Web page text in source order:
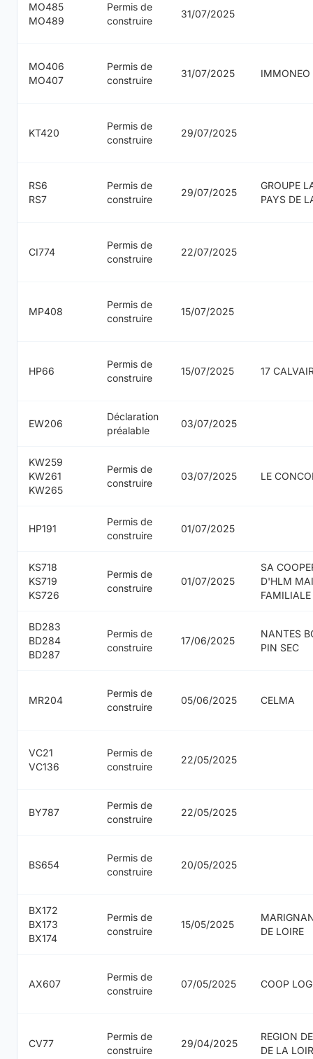
MO485
MO489
Permis de
construire
31/07/2025
MO406
MO407
Permis de
construire
31/07/2025 IMMONEO
KT420
Permis de
construire
29/07/2025
RS6
RS7
Permis de
construire
29/07/2025
GROUPE
PAYS DE
CI774
Permis de
construire
22/07/2025
MP408
Permis de
construire
15/07/2025
HP66
Permis de
construire
15/07/2025 17
EW206
Déclaration
préalable
03/07/2025
KW259
KW261
KW265
Permis de
construire
03/07/2025 LE
HP191
Permis de
construire
01/07/2025
KS718
KS719
KS726
Permis de
construire
01/07/2025
SA
D'HLM
BD283
BD284
BD287
Permis de
construire
17/06/2025
NANTES
PIN SEC
MR204
Permis de
construire
05/06/2025 CELMA
VC21
VC136
Permis de
construire
22/05/2025
BY787
Permis de
construire
22/05/2025
BS654
Permis de
construire
20/05/2025
BX172
BX173
BX174
Permis de
construire
15/05/2025
DE LOIRE
AX607
Permis de
construire
07/05/2025 COOP
CV77
Permis de
construire
29/04/2025
REGION
DE LA